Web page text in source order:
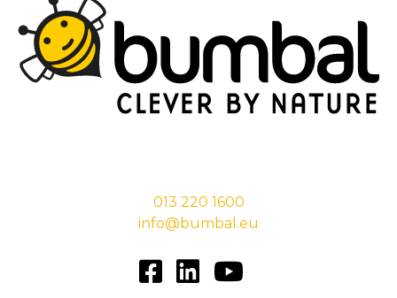
013 220 1600
info@bumbal.eu